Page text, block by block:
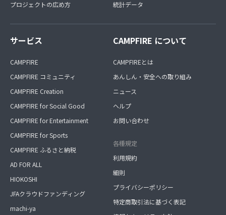
プロジェクトの広め方
統計データ
サービス
CAMPFIRE
CAMPFIRE コミュニティ
CAMPFIRE Creation
CAMPFIRE for Social Good
CAMPFIRE for Entertainment
CAMPFIRE for Sports
CAMPFIRE ふるさと納税
AD FOR ALL
HIOKOSHI
JFAクラウドファンディング
machi-ya
CAMPFIRE について
CAMPFIREとは
あんしん・安全への取り組み
ニュース
ヘルプ
お問い合わせ
各種規定
利用規約
細則
プライバシーポリシー
特定商取引法に基づく表記